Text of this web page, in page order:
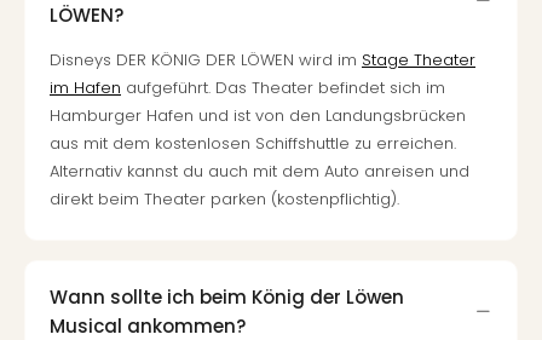
LÖWEN?
Disneys DER KÖNIG DER LÖWEN wird im Stage Theater
im Hafen aufgeführt. Das Theater befindet sich im
Hamburger Hafen und ist von den Landungsbrücken
aus mit dem kostenlosen Schiffshuttle zu erreichen.
Alternativ kannst du auch mit dem Auto anreisen und
direkt beim Theater parken (kostenpflichtig).
Wann sollte ich beim König der Löwen
Musical ankommen?